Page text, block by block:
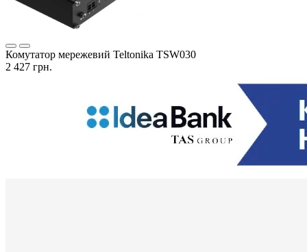
Комутатор мережевий Teltonika TSW030
2 427 грн.